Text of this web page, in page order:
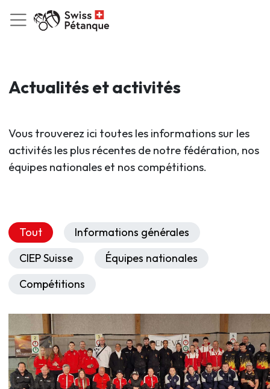
Actualités et activités
Vous trouverez ici toutes les informations sur les
activités les plus récentes de notre fédération, nos
équipes nationales et nos compétitions.
Tout
Informations générales
CIEP Suisse
Équipes nationales
Compétitions